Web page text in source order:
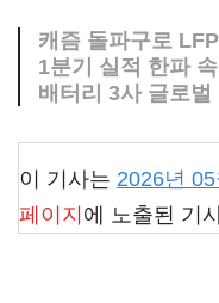
캐즘 돌파구로
1분기 실적 한파
배터리 3사 글로벌
이 기사는 2026년
페이지 에 노출된 기